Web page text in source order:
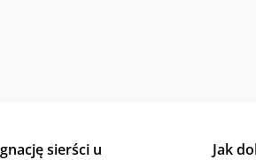
sierści u
Jak